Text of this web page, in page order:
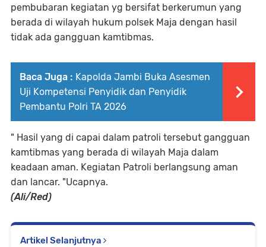
pembubaran kegiatan yg bersifat berkerumun yang
berada di wilayah hukum polsek Maja dengan hasil
tidak ada gangguan kamtibmas.
Baca Juga : Kapolda Jambi Buka Asesmen
Uji Kompetensi Penyidik dan Penyidik
Pembantu Polri TA 2026
" Hasil yang di capai dalam patroli tersebut gangguan
kamtibmas yang berada di wilayah Maja dalam
keadaan aman. Kegiatan Patroli berlangsung aman
dan lancar. "Ucapnya.
(Ali/Red)
Artikel Selanjutnya